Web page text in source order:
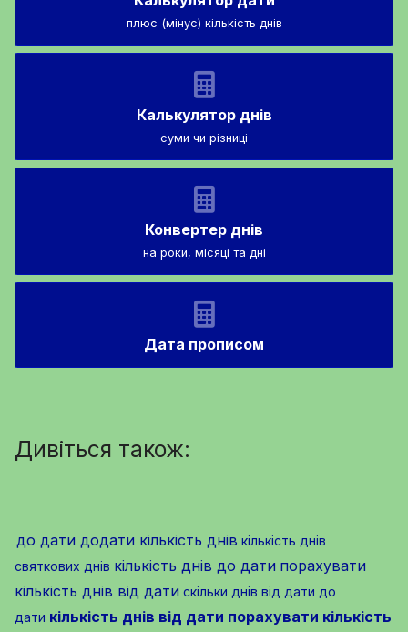
плюс (мінус) кількість днів
Калькулятор днів
суми чи різниці
Конвертер днів
на роки, місяці та дні
Дата прописом
Дивіться також:
до дати додати кількість днів кількість днів
святкових днів кількість днів до дати порахувати
кількість днів від дати скільки днів від дати до
дати кількість днів від дати порахувати кількість